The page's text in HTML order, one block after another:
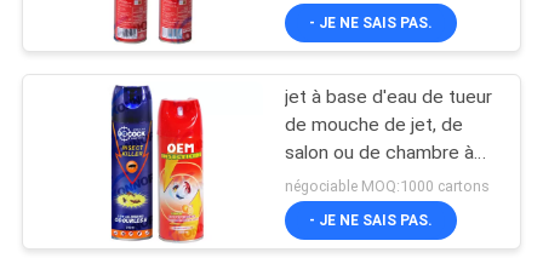
- JE NE SAIS PAS.
jet à base d'eau de tueur
de mouche de jet, de
salon ou de chambre à
coucher de l'insecticide
450ml
négociable MOQ:1000 cartons
- JE NE SAIS PAS.